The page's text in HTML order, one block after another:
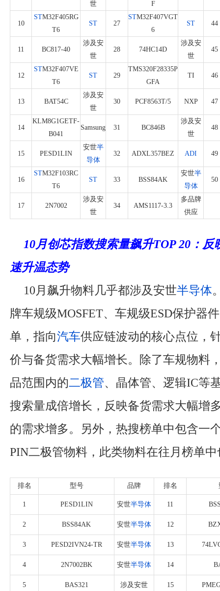
世
F
10
STM32F405RG
T6
ST 27
STM32F407VGT
6
ST 44
11 BC817-40
涉及安
世
28 74HC14D
涉及安
世
45
12
STM32F407VE
T6
ST 29
TMS320F28335P
GFA
TI 46
13 BAT54C
涉及安
世
30 PCF8563T/5 NXP 47
14
KLM8G1GETF-
B041
Samsung 31 BC846B
涉及安
世
48
15 PESD1LIN
安世半
导体
32 ADXL357BEZ ADI 49
16
STM32F103RC
T6
ST 33 BSS84AK
安世半
导体
50
17 2N7002
涉及安
世
34 AMS1117-3.3
多品牌
供应
10月创芯指数搜索量飙升TOP 20：反
速升温态势
10月飙升物料几乎都涉及安世半导体
牌车规级MOSFET、车规级ESD保护器
单，指向汽车供应链波动的核心点位，
价与备货需求大幅增长。除了车规物料
品范围内的二极管、晶体管、逻辑IC等
搜索量成倍增长，反映备货需求大幅增
的需求增多。另外，热搜榜单中包含一
PIN二极管物料，此类物料在往月榜单
排名 型号 品牌 排名
1 PESD1LIN 安世半导体 11
2 BSS84AK 安世半导体 12
3 PESD2IVN24-TR 安世半导体 13
4 2N7002BK 安世半导体 14
5 BAS321 涉及安世 15